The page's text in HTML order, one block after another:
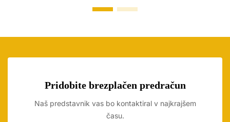
Pridobite brezplačen predračun
Naš predstavnik vas bo kontaktiral v najkrajšem
času.